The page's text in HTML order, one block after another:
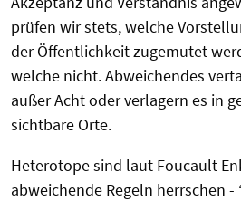
prüfen wir stets, welche
der Öffentlichkeit zugemutet
welche nicht. Abweichendes
außer Acht oder verlagern es in
sichtbare Orte.
Heterotope sind laut Foucault
abweichende Regeln herrschen -